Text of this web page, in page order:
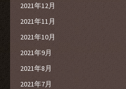
2021年12月
2021年11月
2021年10月
2021年9月
2021年8月
2021年7月